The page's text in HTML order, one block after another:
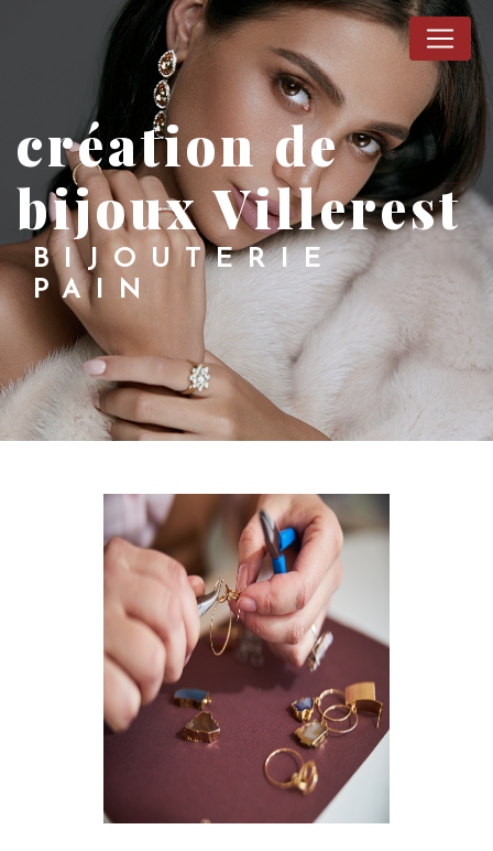
création de
bijoux Villerest
BIJOUTERIE
PAIN
Panneau de gestion des cookies